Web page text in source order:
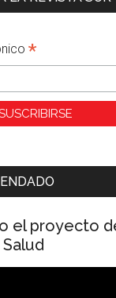
*
el proyecto